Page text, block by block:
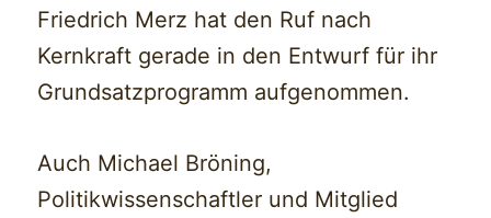
Friedrich Merz hat den Ruf nach
Kernkraft gerade in den Entwurf für ihr
Grundsatzprogramm aufgenommen.
Auch Michael Bröning,
Politikwissenschaftler und Mitglied